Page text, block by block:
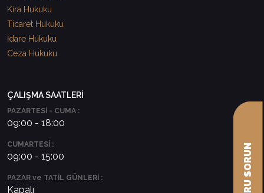
Kira Hukuku
Ticaret Hukuku
İdare Hukuku
Ceza Hukuku
ÇALIŞMA SAATLERİ
PAZARTESİ - CUMA :
09:00 - 18:00
CUMARTESİ :
09:00 - 15:00
PAZAR ve TATİL GÜNLERİ :
Kapalı